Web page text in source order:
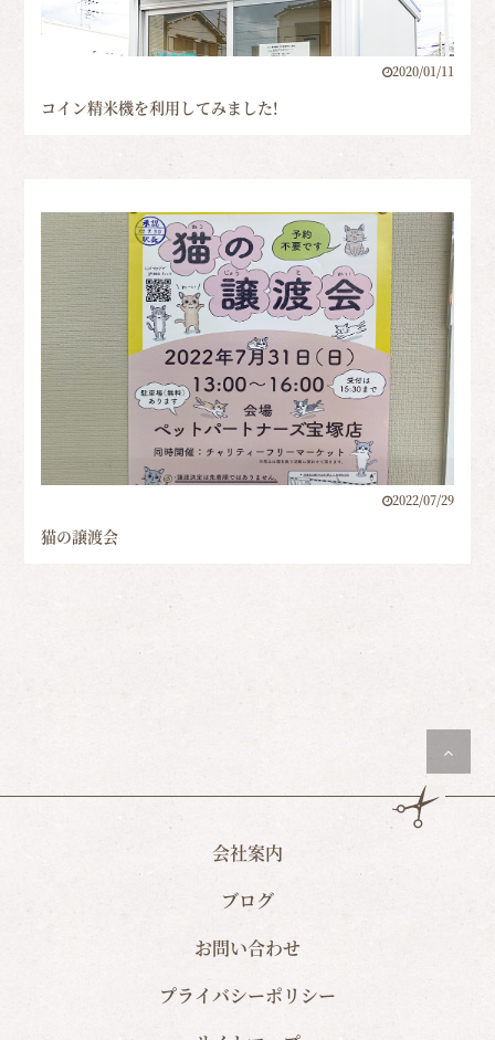
2020/01/11
コイン精米機を利用してみました!
2022/07/29
猫の譲渡会
会社案内
ブログ
お問い合わせ
プライバシーポリシー